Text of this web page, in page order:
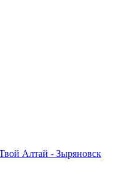
Алтай - Зыряновск